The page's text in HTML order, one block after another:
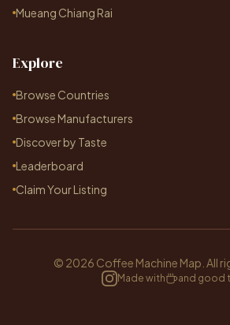
Mueang Chiang Rai
Explore
Browse Countries
Browse Manufacturers
Discover by Taste
Leaderboard
Claim Your Listing
© 2026 Coffee Machine Map. All
Made with and good